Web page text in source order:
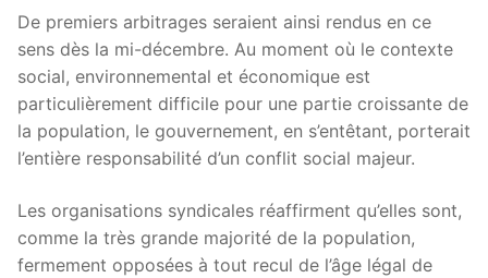
De premiers arbitrages seraient ainsi rendus en ce
sens dès la mi-décembre. Au moment où le contexte
social, environnemental et économique est
particulièrement difficile pour une partie croissante de
la population, le gouvernement, en s’entêtant, porterait
l’entière responsabilité d’un conflit social majeur.
Les organisations syndicales réaffirment qu’elles sont,
comme la très grande majorité de la population,
fermement opposées à tout recul de l’âge légal de